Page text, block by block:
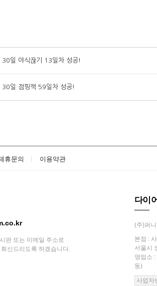
30일 야식끊기 13일차 성공!
30일 점핑잭 59일차 성공!
휴문의 이용약관
판 또는 이메일 주소로
신드리도록 하겠습니다.
다이
(주)퍼
본점 :
서울시
영업소
동)
사업자